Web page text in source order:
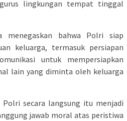
lingkungan tempat tinggal
bahwa Polri siap
keluarga, termasuk persiapan
untuk mempersiapkan
lain yang diminta oleh keluarga
Polri secara langsung itu menjadi
jawab moral atas peristiwa